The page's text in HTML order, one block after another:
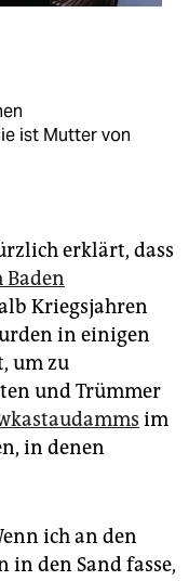
ist Mutter von
erklärt, dass
Baden
Kriegsjahren
in einigen
um zu
und Trümmer
im
in denen
ich an den
in den Sand fasse,